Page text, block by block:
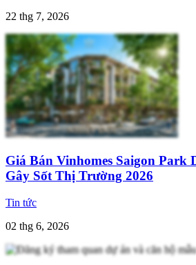
22 thg 7, 2026
Giá Bán Vinhomes Saigon Park
Gây Sốt Thị Trường 2026
Tin tức
02 thg 6, 2026